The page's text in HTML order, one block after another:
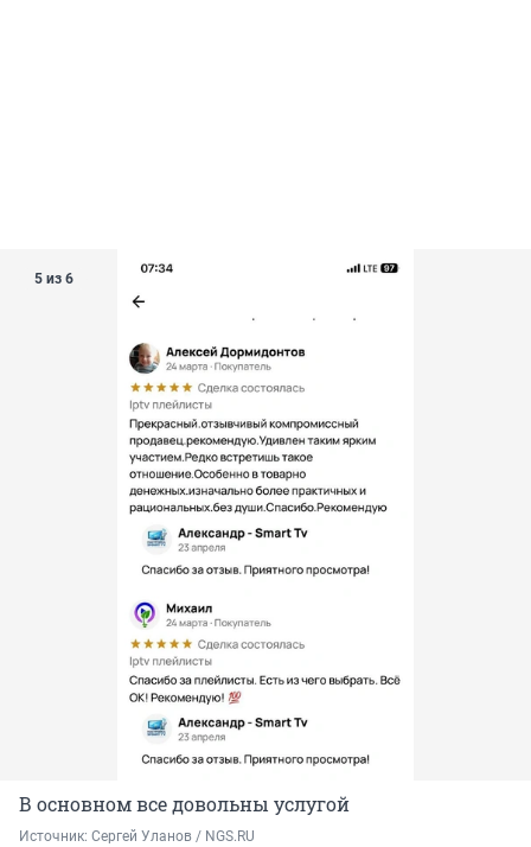
5 из 6
В основном все довольны услугой
Источник: Сергей Уланов / NGS.RU